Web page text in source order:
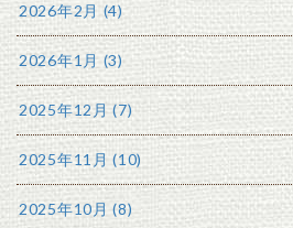
2026年2月 (4)
2026年1月 (3)
2025年12月 (7)
2025年11月 (10)
2025年10月 (8)